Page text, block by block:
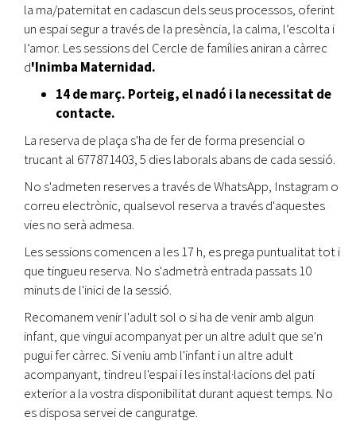
la ma/paternitat en cadascun dels seus processos, oferint
un espai segur a través de la presència, la calma, l’escolta i
l’amor. Les sessions del Cercle de famílies aniran a càrrec
d'Inimba Maternidad.
14 de març. Porteig, el nadó i la necessitat de
contacte.
La reserva de plaça s'ha de fer de forma presencial o
trucant al 677871403, 5 dies laborals abans de cada sessió.
No s'admeten reserves a través de WhatsApp, Instagram o
correu electrònic, qualsevol reserva a través d'aquestes
vies no serà admesa.
Les sessions comencen a les 17 h, es prega puntualitat tot i
que tingueu reserva. No s'admetrà entrada passats 10
minuts de l'inici de la sessió.
Recomanem venir l'adult sol o si ha de venir amb algun
infant, que vingui acompanyat per un altre adult que se'n
pugui fer càrrec. Si veniu amb l'infant i un altre adult
acompanyant, tindreu l'espai i les instal·lacions del pati
exterior a la vostra disponibilitat durant aquest temps. No
es disposa servei de canguratge.